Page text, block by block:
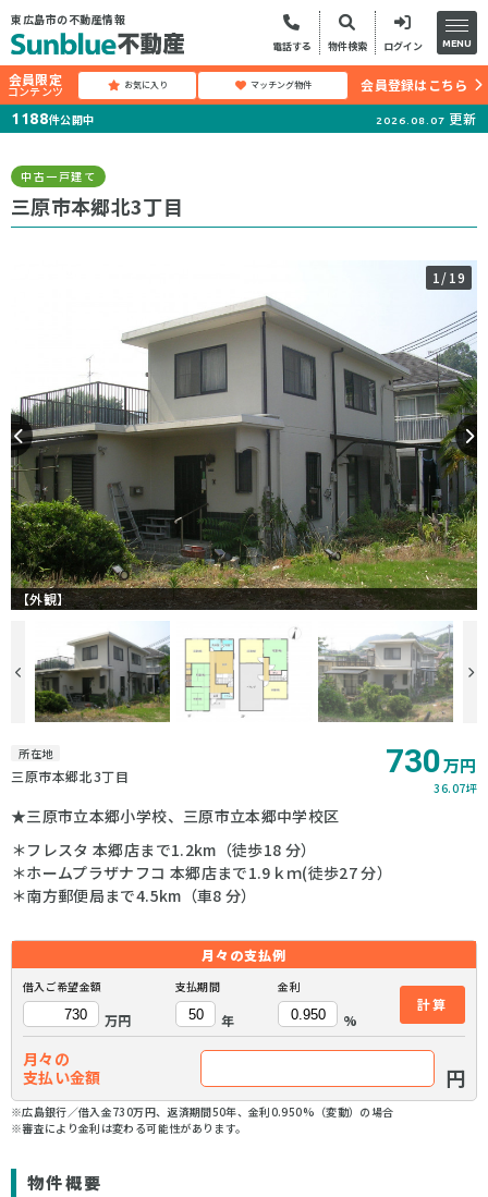
東広島市の不動産情報
電話する 物件検索 ログイン MENU
会員限定
コンテンツ お気に入り マッチング物件 会員登録はこちら
1188件公開中 2026.08.07 更新
中古一戸建て
三原市本郷北3丁目
1/19
【外観】
所在地
三原市本郷北3丁目 730万円
36.07坪
★三原市立本郷小学校、三原市立本郷中学校区
＊フレスタ 本郷店まで1.2km（徒歩18 分）
＊ホームプラザナフコ 本郷店まで1.9ｋｍ(徒歩27 分）
＊南方郵便局まで4.5km（車8 分）
月々の支払例
借入ご希望金額
万円
支払期間
年
金利
%
計算
月々の
支払い金額
円
※広島銀行／借入金730万円、返済期間50年、金利0.950%（変動）の場合
※審査により金利は変わる可能性があります。
物件概要